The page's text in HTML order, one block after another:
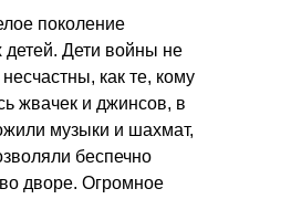
поколение
детей. Дети войны не
как те, кому
жвачек и джинсов, в
музыки и шахмат,
беспечно
дворе. Огромное